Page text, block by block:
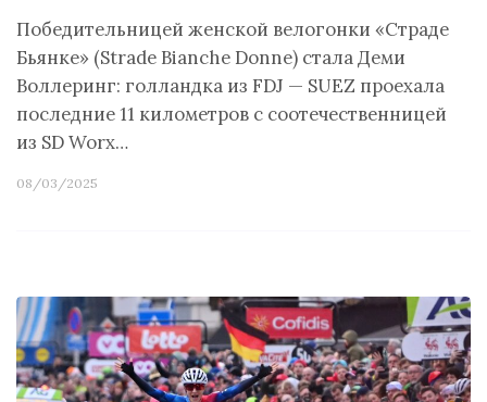
Победительницей женской велогонки «Страде
Бьянке» (Strade Bianche Donne) стала Деми
Воллеринг: голландка из FDJ — SUEZ проехала
последние 11 километров с соотечественницей
из SD Worx…
08/03/2025